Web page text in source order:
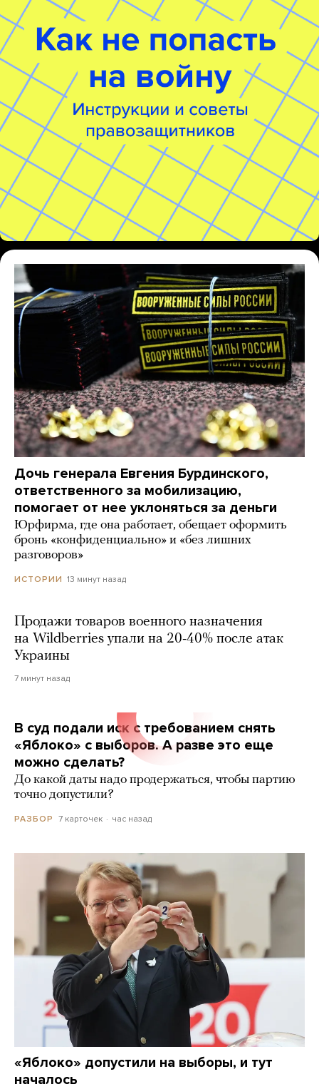
Дочь генерала Евгения Бурдинского,
ответственного за мобилизацию,
помогает от нее уклоняться за деньги
Юрфирма, где она работает, обещает оформить
бронь «конфиденциально» и «без лишних
разговоров»
ИСТОРИИ 13 минут назад
Продажи товаров военного назначения
на Wildberries упали на 20-40% после атак
Украины
7 минут назад
В суд подали иск с требованием снять
«Яблоко» с выборов. А разве это еще
можно сделать?
До какой даты надо продержаться, чтобы партию
точно допустили?
РАЗБОР 7 карточек час назад
«Яблоко» допустили на выборы, и тут
началось